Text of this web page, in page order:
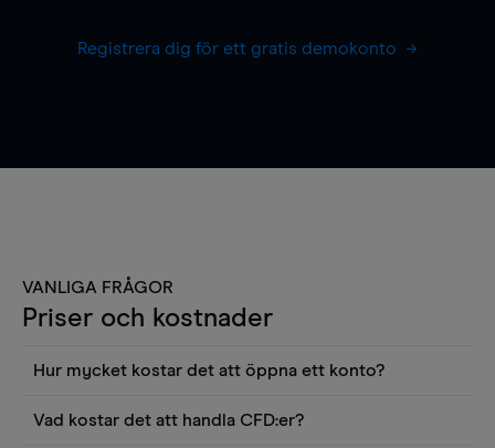
Registrera dig för ett gratis demokonto
VANLIGA FRÅGOR
Priser och kostnader
Hur mycket kostar det att öppna ett konto?
Vad kostar det att handla CFD:er?